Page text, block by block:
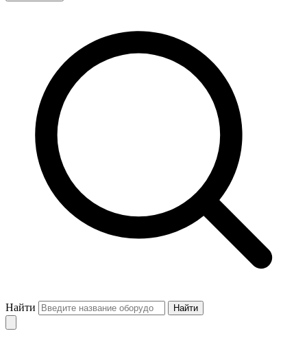
Найти Найти